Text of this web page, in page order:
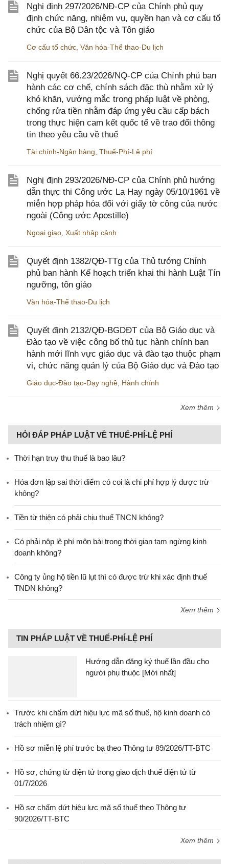
Nghị định 297/2026/NĐ-CP của Chính phủ quy
định chức năng, nhiệm vụ, quyền hạn và cơ cấu tổ
chức của Bộ Dân tộc và Tôn giáo
Cơ cấu tổ chức Văn hóa-Thể thao-Du lịch
Nghị quyết 66.23/2026/NQ-CP của Chính phủ ban
hành các cơ chế, chính sách đặc thù nhằm xử lý
khó khăn, vướng mắc trong pháp luật về phòng,
chống rửa tiền nhằm đáp ứng yêu cầu cấp bách
trong thực hiện cam kết quốc tế về trao đổi thông
tin theo yêu cầu về thuế
Tài chính-Ngân hàng Thuế-Phí-Lệ phí
Nghị định 293/2026/NĐ-CP của Chính phủ hướng
dẫn thực thi Công ước La Hay ngày 05/10/1961 về
miễn hợp pháp hóa đối với giấy tờ công của nước
ngoài (Công ước Apostille)
Ngoại giao Xuất nhập cảnh
Quyết định 1382/QĐ-TTg của Thủ tướng Chính
phủ ban hành Kế hoạch triển khai thi hành Luật Tín
ngưỡng, tôn giáo
Văn hóa-Thể thao-Du lịch
Quyết định 2132/QĐ-BGDĐT của Bộ Giáo dục và
Đào tạo về việc công bố thủ tục hành chính ban
hành mới lĩnh vực giáo dục và đào tạo thuộc phạm
vi, chức năng quản lý của Bộ Giáo dục và Đào tạo
Giáo dục-Đào tạo-Dạy nghề Hành chính
Xem thêm
HỎI ĐÁP PHÁP LUẬT VỀ THUẾ-PHÍ-LỆ PHÍ
Thời hạn truy thu thuế là bao lâu?
Hóa đơn lập sai thời điểm có coi là chi phí hợp lý được trừ
không?
Tiền từ thiện có phải chịu thuế TNCN không?
Có phải nộp lệ phí môn bài trong thời gian tạm ngừng kinh
doanh không?
Công ty ủng hộ tiền lũ lụt thì có được trừ khi xác định thuế
TNDN không?
Xem thêm
TIN PHÁP LUẬT VỀ THUẾ-PHÍ-LỆ PHÍ
Hướng dẫn đăng ký thuế lần đầu cho
người phụ thuộc [Mới nhất]
Trước khi chấm dứt hiệu lực mã số thuế, hộ kinh doanh có
trách nhiệm gì?
Hồ sơ miễn lệ phí trước bạ theo Thông tư 89/2026/TT-BTC
Hồ sơ, chứng từ điện tử trong giao dịch thuế điện tử từ
01/7/2026
Hồ sơ chấm dứt hiệu lực mã số thuế theo Thông tư
90/2026/TT-BTC
Xem thêm